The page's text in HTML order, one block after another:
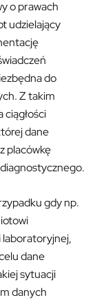
o prawach
udzielający
do
Z takim
dane
placówkę
gdy np.
laboratoryjnej,
dane
sytuacji
danych